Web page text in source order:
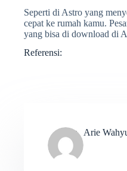
Seperti di Astro yang
cepat ke rumah kamu.
yang bisa di download di
Referensi:
Arie